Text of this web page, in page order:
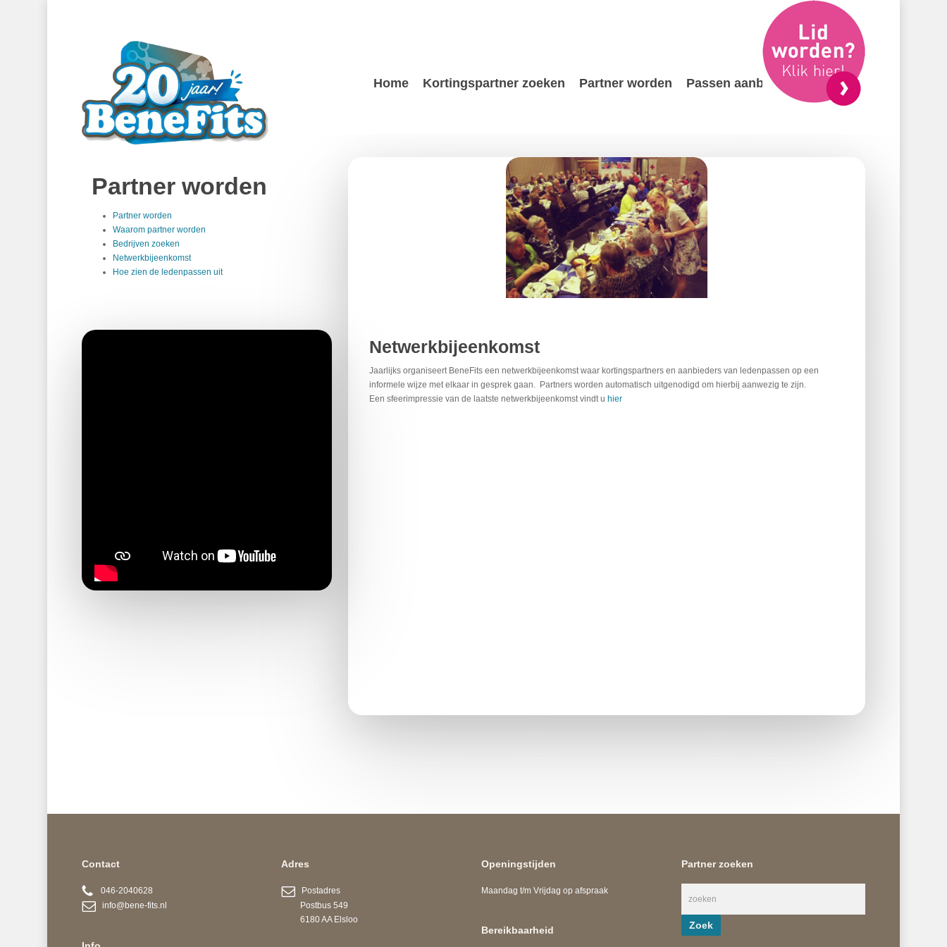
Home Kortingspartner zoeken Partner worden Passen aanbieden Contact
Partner worden
Partner worden
Waarom partner worden
Bedrijven zoeken
Netwerkbijeenkomst
Hoe zien de ledenpassen uit
Netwerkbijeenkomst
Jaarlijks organiseert BeneFits een netwerkbijeenkomst waar kortingspartners en aanbieders van ledenpassen op een
informele wijze met elkaar in gesprek gaan. Partners worden automatisch uitgenodigd om hierbij aanwezig te zijn.
Een sfeerimpressie van de laatste netwerkbijeenkomst vindt uhier
Contact
046-2040628
info@bene-fits.nl
Adres
Postadres
Postbus 549
6180 AA Elsloo
Openingstijden
Maandag t/m Vrijdag op afspraak
Bereikbaarheid
Partner zoeken